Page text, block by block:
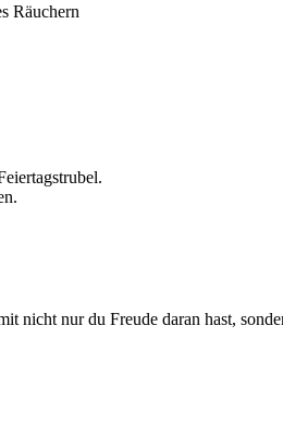
Räuchern
nicht nur du Freude daran hast,